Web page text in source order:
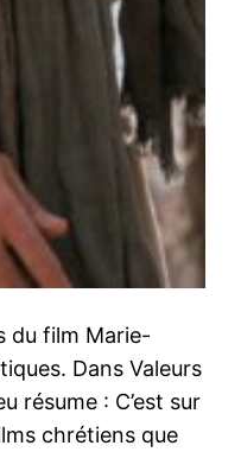
du film Marie-
Dans Valeurs
résume : C’est sur
chrétiens que